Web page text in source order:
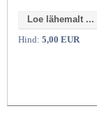
Loe lähemalt ...
Hind: 5,00 EUR